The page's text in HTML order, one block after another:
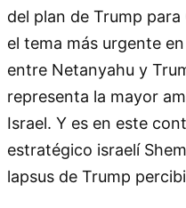
del plan de Trump
el tema más urgente
entre Netanyahu y
representa la mayor
Israel. Y es en este
estratégico israelí
lapsus de Trump